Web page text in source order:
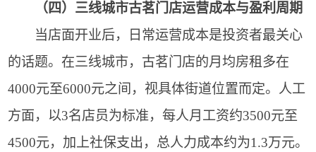
（四）三线城市古茗门店运营成本与盈利周期
当店面开业后，日常运营成本是投资者最关心
的话题。在三线城市，古茗门店的月均房租多在
4000元至6000元之间，视具体街道位置而定。人工
方面，以3名店员为标准，每人月工资约3500元至
4500元，加上社保支出，总人力成本约为1.3万元。